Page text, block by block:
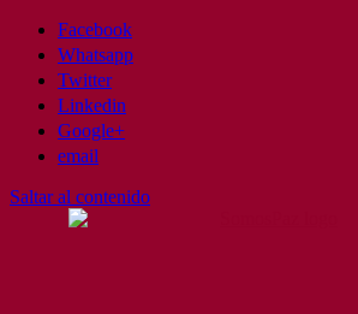
Facebook
Whatsapp
Twitter
Linkedin
Google+
email
Saltar al contenido